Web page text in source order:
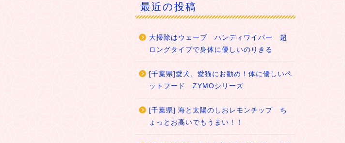
最近の投稿
大掃除はウェーブ ハンディワイパー 超
ロングタイプで身体に優しいのりきる
[千葉県]愛犬、愛猫にお勧め！体に優しいペ
ットフード ZYMOシリーズ
[千葉県] 海と太陽のしおレモンチップ ち
ょっとお高いでもうまい！！